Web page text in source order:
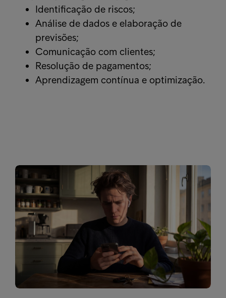
Identificação de riscos;
Análise de dados e elaboração de
previsões;
Comunicação com clientes;
Resolução de pagamentos;
Aprendizagem contínua e optimização.